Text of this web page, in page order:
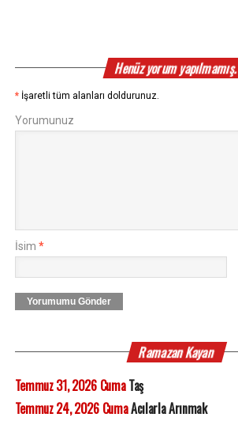
Henüz yorum yapılmamış.
* İşaretli tüm alanları doldurunuz.
Yorumunuz
İsim *
Yorumumu Gönder
Ramazan Kayan
Temmuz 31, 2026 CumaTaş
Temmuz 24, 2026 CumaAcılarla Arınmak